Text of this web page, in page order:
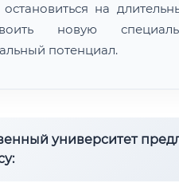
на
новую
потенциал.
университет